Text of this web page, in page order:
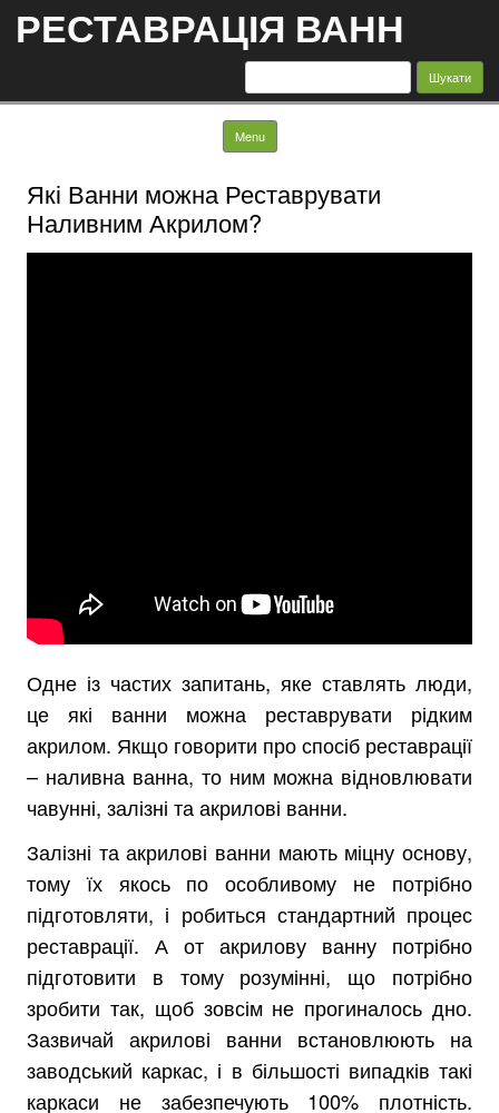
РЕСТАВРАЦІЯ ВАНН
Пошук:
Menu Skip to content
Які Ванни можна Реставрувати
Наливним Акрилом?
Одне із частих запитань, яке ставлять люди,
це які ванни можна реставрувати рідким
акрилом. Якщо говорити про спосіб реставрації
– наливна ванна, то ним можна відновлювати
чавунні, залізні та акрилові ванни.
Залізні та акрилові ванни мають міцну основу,
тому їх якось по особливому не потрібно
підготовляти, і робиться стандартний процес
реставрації. А от акрилову ванну потрібно
підготовити в тому розумінні, що потрібно
зробити так, щоб зовсім не прогиналось дно.
Зазвичай акрилові ванни встановлюють на
заводський каркас, і в більшості випадків такі
каркаси не забезпечують 100% плотність.